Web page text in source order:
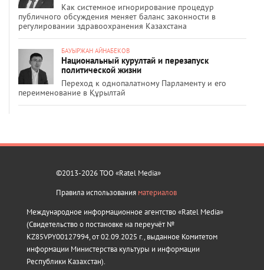
Как системное игнорирование процедур
публичного обсуждения меняет баланс законности в
регулировании здравоохранения Казахстана
БАУЫРЖАН АЙНАБЕКОВ
Национальный курултай и перезапуск
политической жизни
Переход к однопалатному Парламенту и его
переименование в Құрылтай
©2013-2026 ТОО «Ratel Media»
Правила использования материалов
Международное информационное агентство «Ratel Media»
(Свидетельство о постановке на переучёт №
KZ85VPY00127994, от 02.09.2025 г., выданное Комитетом
информации Министерства культуры и информации
Республики Казахстан).